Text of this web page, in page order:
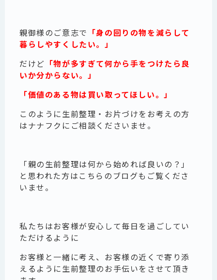
親御様のご意志で 「身の回りの物を減らして
暮らしやすくしたい。」
だけど 「物が多すぎて何から手をつけたら良
いか分からない。」
「価値のある物は買い取ってほしい。」
このように生前整理・お片づけをお考えの方
はナナフクにご相談くださいませ。
「親の生前整理は何から始めれば良いの？」
と思われた方はこちらのブログもご覧くださ
いませ。
私たちはお客様が安心して毎日を過ごしてい
ただけるように
お客様と一緒に考え、お客様の近くで寄り添
えるように生前整理のお手伝いをさせて頂き